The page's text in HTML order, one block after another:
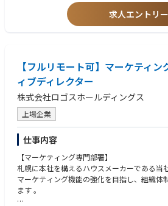
ながら魅力的な製品を提供し続けます。
プロダクト戦略の策定・実行、プロダクトビ
■プロダクト要件定義とプロジェクトマネジメ
ユーザーストーリーや要件定義などをPRDに
化します。
エンジニアやデザイナーと協働し、アジャイ
ジェクトを推進します。
■効果測定とデータ分析
パフォーマンス測定、ユーザー行動ログや調
して、継続的な改善を推進します。
■ステークホルダーとのコミュニケーション
開発、デザイン、カスタマーサクセス、カス
クト開発に取り組んでいただきたいと考えます
進んでアウトプット・言語化できるスキル
英語でのコミュニケーションに抵抗がない
海外メンバーとの連携を強化していきます）
【歓迎要件】
バックオフィス向け事業に関するユーザー像
ユーザーリサーチ・インタビューの実施およ
み、改善をリードした経験
データ分析スキル（SQL / Mixpanel / Tableau
ティブな発想を併せ持つ方
UXデザインやUI設計に関する知識、またはプ
の資格（PMP等）
求人エントリー
【フルリモート可】マーケティ
ィブディレクター
株式会社ロゴスホールディングス
上場企業
仕事内容
【マーケティング専門部署】
札幌に本社を構えるハウスメーカーである当
マーケティング機能の強化を目指し、組織体
ます 。